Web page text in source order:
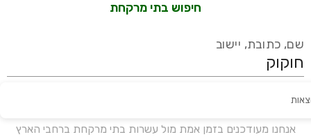
חיפוש בתי מרקחת
שם, כתובת, יישוב
אנחנו מעודכנים בזמן אמת מול עשרות בתי מרקחת ברחבי הארץ